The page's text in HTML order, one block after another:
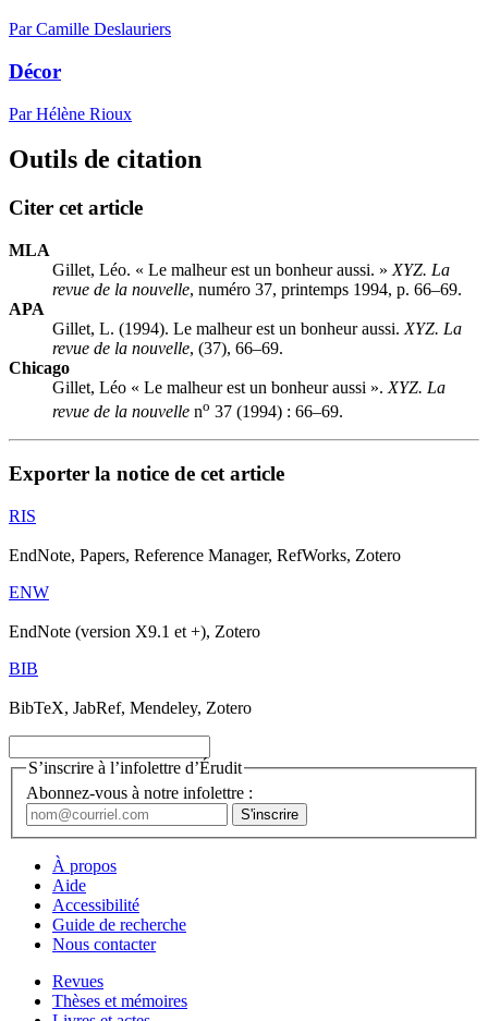
Par Camille Deslauriers
Décor
Par Hélène Rioux
Outils de citation
Citer cet article
MLA
Gillet, Léo. « Le malheur est un bonheur aussi. » XYZ. La
revue de la nouvelle, numéro 37, printemps 1994, p. 66–69.
APA
Gillet, L. (1994). Le malheur est un bonheur aussi. XYZ. La
revue de la nouvelle, (37), 66–69.
Chicago
Gillet, Léo « Le malheur est un bonheur aussi ». XYZ. La
revue de la nouvelle no 37 (1994) : 66–69.
Exporter la notice de cet article
RIS
EndNote, Papers, Reference Manager, RefWorks, Zotero
ENW
EndNote (version X9.1 et +), Zotero
BIB
BibTeX, JabRef, Mendeley, Zotero
S’inscrire à l’infolettre d’Érudit
Abonnez-vous à notre infolettre :
À propos
Aide
Accessibilité
Guide de recherche
Nous contacter
Revues
Thèses et mémoires